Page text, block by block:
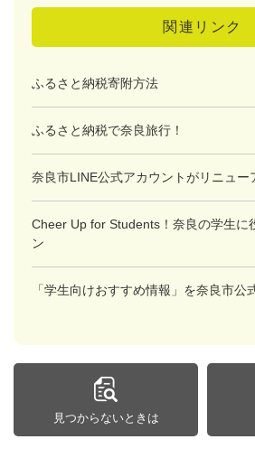
関連リンク
ふるさと納税寄附方法
ふるさと納税で奈良旅行！
奈良市LINE公式アカウントがリニュー
Cheer Up for Students！奈良の学生に
ン
「学生向けおすすめ情報」を奈良市公
見つからないときは